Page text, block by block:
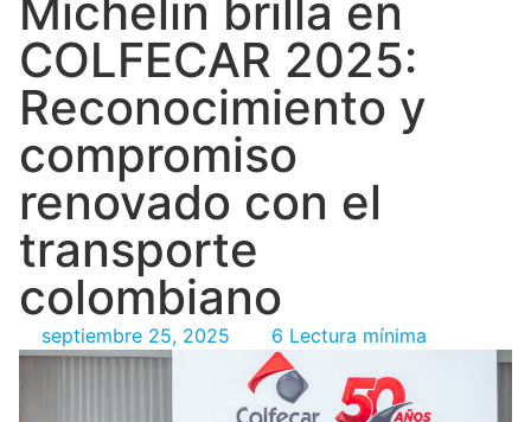
Michelin brilla en
COLFECAR 2025:
Reconocimiento y
compromiso
renovado con el
transporte
colombiano
septiembre 25, 2025 6 Lectura mínima